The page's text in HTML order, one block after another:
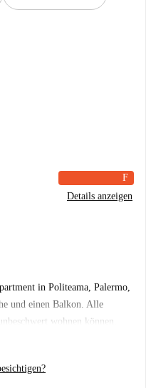
F
Details anzeigen
in Politeama, Palermo,
und einen Balkon. Alle
wohnen können.
Die Wohnung wurde von